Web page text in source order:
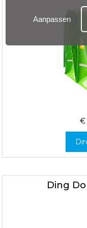
€
Ding
Aanpassen